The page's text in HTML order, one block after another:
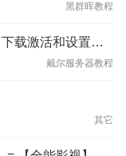
黑群晖教程
戴尔服务器风扇调速软件:（下载激活和设置教程）
戴尔服务器教程
其它